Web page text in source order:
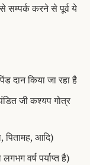
सम्पर्क करने से पूर्व ये
दान किया जा रहा है
जी कश्यप गोत्र
पितामह, आदि)
वर्ष पर्याप्त है)